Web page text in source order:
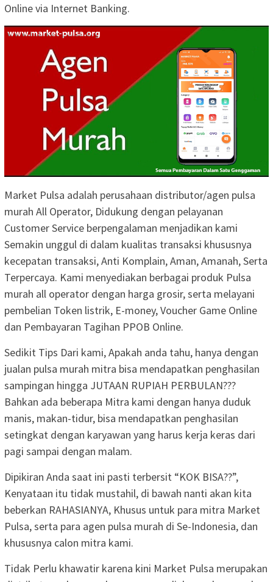
Online via Internet Banking.
Market Pulsa adalah perusahaan distributor/agen pulsa
murah All Operator, Didukung dengan pelayanan
Customer Service berpengalaman menjadikan kami
Semakin unggul di dalam kualitas transaksi khususnya
kecepatan transaksi, Anti Komplain, Aman, Amanah, Serta
Terpercaya. Kami menyediakan berbagai produk Pulsa
murah all operator dengan harga grosir, serta melayani
pembelian Token listrik, E-money, Voucher Game Online
dan Pembayaran Tagihan PPOB Online.
Sedikit Tips Dari kami, Apakah anda tahu, hanya dengan
jualan pulsa murah mitra bisa mendapatkan penghasilan
sampingan hingga JUTAAN RUPIAH PERBULAN???
Bahkan ada beberapa Mitra kami dengan hanya duduk
manis, makan-tidur, bisa mendapatkan penghasilan
setingkat dengan karyawan yang harus kerja keras dari
pagi sampai dengan malam.
Dipikiran Anda saat ini pasti terbersit “KOK BISA??”,
Kenyataan itu tidak mustahil, di bawah nanti akan kita
beberkan RAHASIANYA, Khusus untuk para mitra Market
Pulsa, serta para agen pulsa murah di Se-Indonesia, dan
khususnya calon mitra kami.
Tidak Perlu khawatir karena kini Market Pulsa merupakan